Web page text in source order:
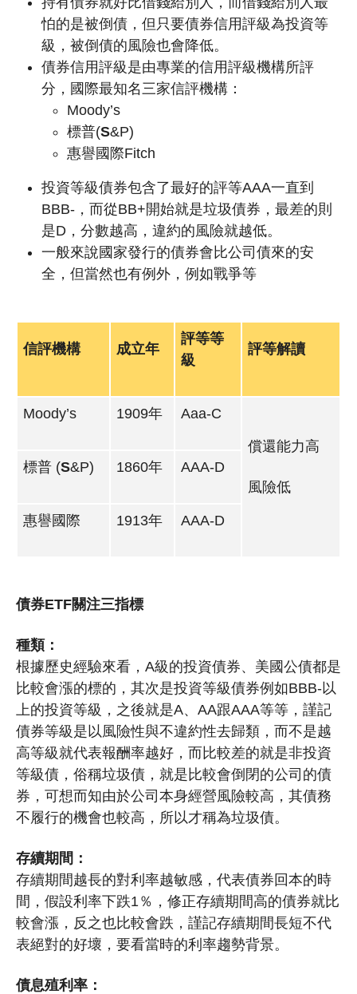
怕的是被倒債，但只要債券信用評級為投資等
級，被倒債的風險也會降低。
債券信用評級是由專業的信用評級機構所評
分，國際最知名三家信評機構：
Moody’s
標普(S&P)
惠譽國際Fitch
投資等級債券包含了最好的評等AAA一直到
BBB-，而從BB+開始就是垃圾債券，最差的則
是D，分數越高，違約的風險就越低。
一般來說國家發行的債券會比公司債來的安
全，但當然也有例外，例如戰爭等
信評機構 成立年
評等等
級
評等解讀
Moody’s 1909年 Aaa-C
償還能力高
風險低
標普 (S&P) 1860年 AAA-D
惠譽國際 1913年 AAA-D
債券ETF關注三指標
種類：
根據歷史經驗來看，A級的投資債券、美國公債都是
比較會漲的標的，其次是投資等級債券例如BBB-以
上的投資等級，之後就是A、AA跟AAA等等，謹記
債券等級是以風險性與不違約性去歸類，而不是越
高等級就代表報酬率越好，而比較差的就是非投資
等級債，俗稱垃圾債，就是比較會倒閉的公司的債
券，可想而知由於公司本身經營風險較高，其債務
不履行的機會也較高，所以才稱為垃圾債。
存續期間：
存續期間越長的對利率越敏感，代表債券回本的時
間，假設利率下跌1％，修正存續期間高的債券就比
較會漲，反之也比較會跌，謹記存續期間長短不代
表絕對的好壞，要看當時的利率趨勢背景。
債息殖利率：